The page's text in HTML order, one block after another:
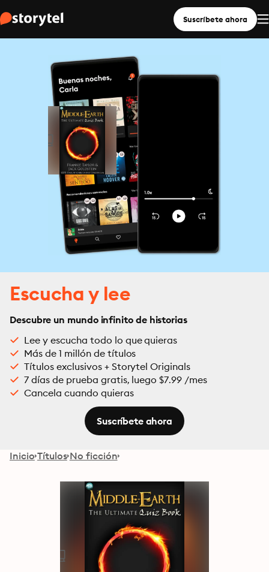
Suscríbete ahora
Escucha y lee
Descubre un mundo infinito de historias
Lee y escucha todo lo que quieras
Más de 1 millón de títulos
Títulos exclusivos + Storytel Originals
7 días de prueba gratis, luego $7.99 /mes
Cancela cuando quieras
Suscríbete ahora
Inicio Títulos No ficción